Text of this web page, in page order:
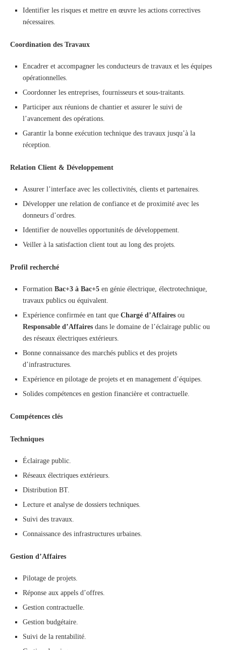
Identifier les risques et mettre en œuvre les actions correctives
nécessaires.
Coordination des Travaux
Encadrer et accompagner les conducteurs de travaux et les équipes
opérationnelles.
Coordonner les entreprises, fournisseurs et sous-traitants.
Participer aux réunions de chantier et assurer le suivi de
l’avancement des opérations.
Garantir la bonne exécution technique des travaux jusqu’à la
réception.
Relation Client & Développement
Assurer l’interface avec les collectivités, clients et partenaires.
Développer une relation de confiance et de proximité avec les
donneurs d’ordres.
Identifier de nouvelles opportunités de développement.
Veiller à la satisfaction client tout au long des projets.
Profil recherché
Formation Bac+3 à Bac+5 en génie électrique, électrotechnique,
travaux publics ou équivalent.
Expérience confirmée en tant que Chargé d’Affaires ou
Responsable d’Affaires dans le domaine de l’éclairage public ou
des réseaux électriques extérieurs.
Bonne connaissance des marchés publics et des projets
d’infrastructures.
Expérience en pilotage de projets et en management d’équipes.
Solides compétences en gestion financière et contractuelle.
Compétences clés
Techniques
Éclairage public.
Réseaux électriques extérieurs.
Distribution BT.
Lecture et analyse de dossiers techniques.
Suivi des travaux.
Connaissance des infrastructures urbaines.
Gestion d’Affaires
Pilotage de projets.
Réponse aux appels d’offres.
Gestion contractuelle.
Gestion budgétaire.
Suivi de la rentabilité.